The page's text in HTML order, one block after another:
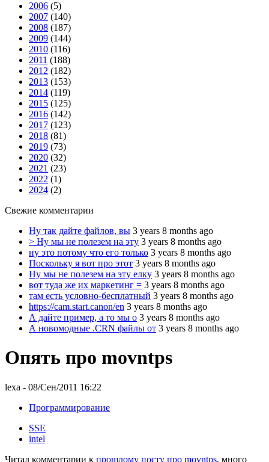
2006 (5)
2007 (140)
2008 (187)
2009 (144)
2010 (116)
2011 (188)
2012 (182)
2013 (153)
2014 (119)
2015 (125)
2016 (142)
2017 (123)
2018 (81)
2019 (73)
2020 (32)
2021 (23)
2022 (1)
2024 (2)
Свежие комментарии
Ну так дайте файлов, вы 3 years 8 months ago
> Ну мы не полезем на эту 3 years 8 months ago
ну это потому что его только 3 years 8 months ago
Поскольку я вот про этот 3 years 8 months ago
Ну мы не полезем на эту елку 3 years 8 months ago
вот туда же их маркетинг = 3 years 8 months ago
там есть условно-бесплатный 3 years 8 months ago
https://cam.start.canon/en 3 years 8 months ago
А дайте пример, а то мы о 3 years 8 months ago
А новомодные .CRN файлы от 3 years 8 months ago
Опять про movntps
lexa - 08/Сен/2011 16:22
Программирование
SSE
intel
Читал комментарии к прошлому посту про movntps, много